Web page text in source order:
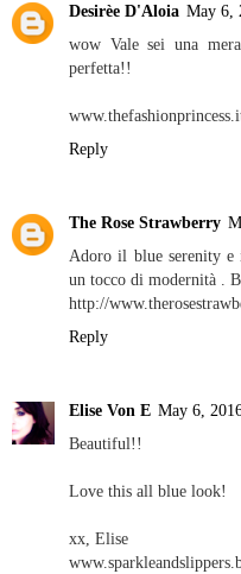
Desirèe D'Aloia May 6,
wow Vale sei una
perfetta!!
Reply
The Rose Strawberry
Adoro il blue serenity e
un tocco di modernità .
http://
Reply
Elise Von E May 6,
Beautiful!!
Love this all blue look!
xx, Elise